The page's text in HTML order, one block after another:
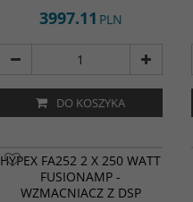
3997.11 PLN
DO KOSZYKA
HYPEX FA252 2 X 250 WATT
FUSIONAMP -
WZMACNIACZ Z DSP